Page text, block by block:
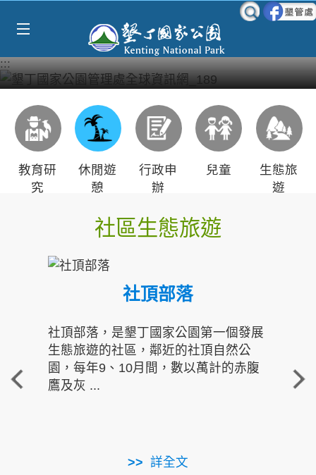
:::
教育研
究
休閒遊
憩
行政申
辦
兒童
生態旅
遊
社區生態旅遊
社頂部落
社頂部落，是墾丁國家公園第一個發展
生態旅遊的社區，鄰近的社頂自然公
園，每年9、10月間，數以萬計的赤腹
鷹及灰 ...
詳全文
重
走進